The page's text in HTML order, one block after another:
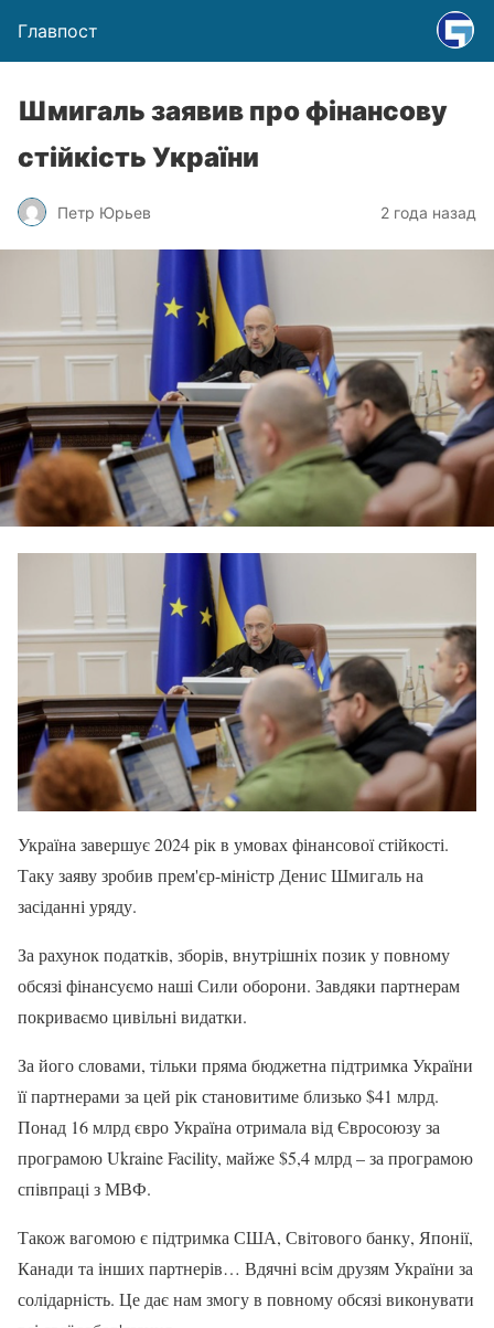
Главпост
Шмигаль заявив про фінансову
стійкість України
Петр Юрьев 2 года назад
Україна завершує 2024 рік в умовах фінансової стійкості.
Таку заяву зробив прем'єр-міністр Денис Шмигаль на
засіданні уряду.
За рахунок податків, зборів, внутрішніх позик у повному
обсязі фінансуємо наші Сили оборони. Завдяки партнерам
покриваємо цивільні видатки.
За його словами, тільки пряма бюджетна підтримка України
її партнерами за цей рік становитиме близько $41 млрд.
Понад 16 млрд євро Україна отримала від Євросоюзу за
програмою Ukraine Facility, майже $5,4 млрд – за програмою
співпраці з МВФ.
Також вагомою є підтримка США, Світового банку, Японії,
Канади та інших партнерів… Вдячні всім друзям України за
солідарність. Це дає нам змогу в повному обсязі виконувати